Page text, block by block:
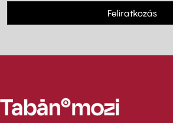
Feliratkozás